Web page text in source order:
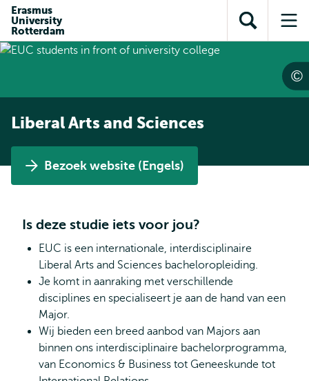
inhoud
gaan
gaan
Direct naar
subnavigatie
Erasmus
University
Rotterdam
Toon
zoekveld
Liberal Arts and Sciences
Bezoek website (Engels)
Is deze studie iets voor jou?
EUC is een internationale, interdisciplinaire
Liberal Arts and Sciences bacheloropleiding.
Je komt in aanraking met verschillende
disciplines en specialiseert je aan de hand van een
Major.
Wij bieden een breed aanbod van Majors aan
binnen ons interdisciplinaire bachelorprogramma,
van Economics & Business tot Geneeskunde tot